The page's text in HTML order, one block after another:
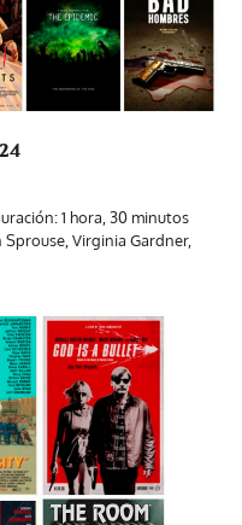
1 hora, 30 minutos
Virginia Gardner,